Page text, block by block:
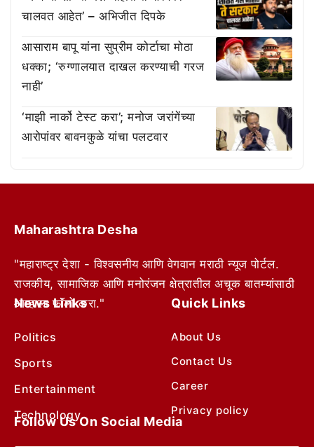
चालवत आहेत’ – अभिजीत दिपके
आसाराम बापू यांना सुप्रीम कोर्टाचा मोठा
धक्का; ‘रुग्णालयात दाखल करण्याची गरज
नाही’
‘माझी नार्को टेस्ट करा’; मनोज जरांगेंच्या
आरोपांवर बावनकुळे यांचा पलटवार
Maharashtra Desha
"महाराष्ट्र देशा - विश्वसनीय आणि वेगवान मराठी न्यूज पोर्टल.
राजकीय, सामाजिक आणि मनोरंजन क्षेत्रातील अचूक बातम्यांसाठी
आम्हाला फॉलो करा."
News Links
Politics
Sports
Entertainment
Technology
Quick Links
About Us
Contact Us
Career
Privacy policy
Follow Us On Social Media